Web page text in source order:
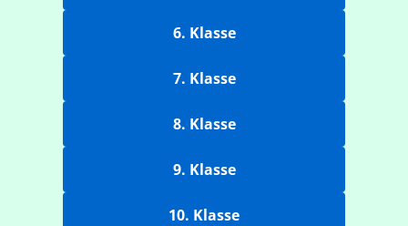
6. Klasse
7. Klasse
8. Klasse
9. Klasse
10. Klasse